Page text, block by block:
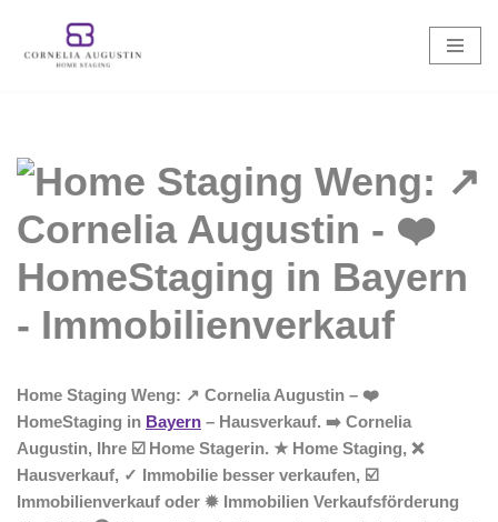
Zum
Home Staging Weng: ↗️ Cornelia Augustin – ❤️
HomeStaging in Bayern – Hausverkauf. ➡️ Cornelia
Augustin, Ihre ☑️ Home Stagerin. ★ Home Staging, ❌
Hausverkauf, ✓ Immobilie besser verkaufen, ☑️
Immobilienverkauf oder ✹ Immobilien Verkaufsförderung